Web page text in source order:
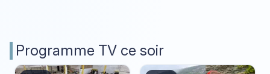
Programme TV ce soir